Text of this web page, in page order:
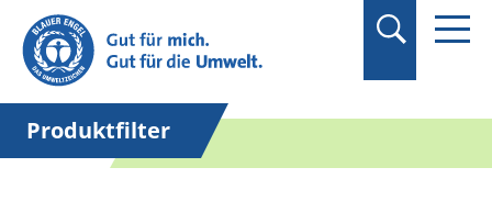
Suchbegriff in
Anführungszeichen
setzen.
Produktfilter